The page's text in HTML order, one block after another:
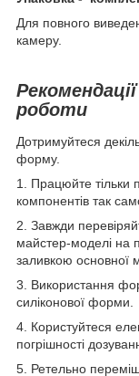
Для повного
камеру.
роботи
Дотримуйтеся
форму.
1. Працюйте тільки
компонентів так
2. Завжди
майстер-моделі на
заливкою основної
3. Використання
силіконової форми.
4. Користуйтеся
погрішності
5. Ретельно